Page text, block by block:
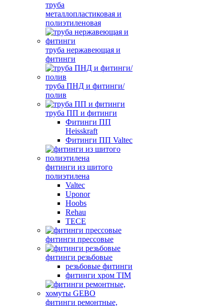
труба
металлопластиковая и
полиэтиленовая
труба нержавеющая и
фитинги
труба ПНД и фитинги/
полив
труба ПП и фитинги
Фитинги ПП
Heisskraft
Фитинги ПП Valtec
фитинги из шитого
полиэтилена
Valtec
Uponor
Hoobs
Rehau
TECE
фитинги прессовые
фитинги резьбовые
резьбовые фитинги
фитинги хром TIM
фитинги ремонтные,